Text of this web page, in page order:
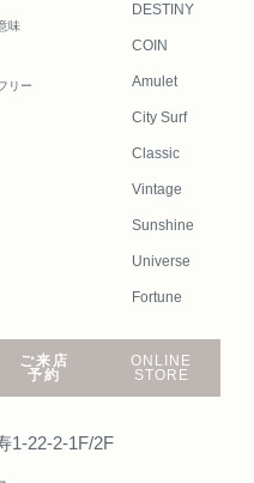
味
リー
DESTINY
COIN
Amulet
City Surf
Classic
Vintage
Sunshine
Universe
Fortune
ご来店
予約
ONLINE
STORE
1-22-2-1F/2F